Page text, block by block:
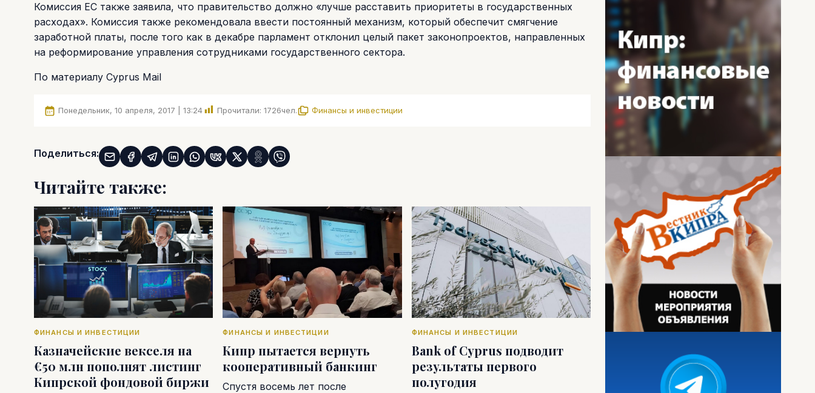
Комиссия ЕС также заявила, что правительство должно «лучше расставить приоритеты в государственных
расходах». Комиссия также рекомендовала ввести постоянный механизм, который обеспечит смягчение
заработной платы, после того как в декабре парламент отклонил целый пакет законопроектов, направленных
на реформирование управления сотрудниками государственного сектора.
По материалу Cyprus Mail
Понедельник, 10 апреля, 2017 | 13:24 Прочитали: 1726чел. Финансы и инвестиции
Поделиться:
Читайте также:
ФИНАНСЫ И ИНВЕСТИЦИИ
Казначейские векселя на
€50 млн пополнят листинг
Кипрской фондовой биржи
ФИНАНСЫ И ИНВЕСТИЦИИ
Кипр пытается вернуть
кооперативный банкинг
Спустя восемь лет после
ФИНАНСЫ И ИНВЕСТИЦИИ
Bank of Cyprus подводит
результаты первого
полугодия